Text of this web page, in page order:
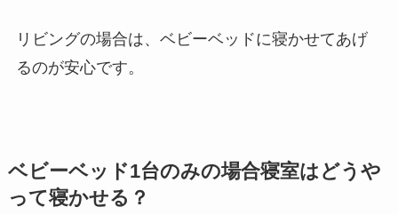
リビングの場合は、ベビーベッドに寝かせてあげ
るのが安心です。
ベビーベッド1台のみの場合寝室はどうや
って寝かせる？